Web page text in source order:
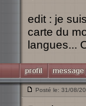
edit : je
carte du
langues...
Posté le: 31/08/